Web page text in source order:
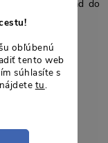
obľúbenú
tento web
súhlasíte s
tu.
vozidla, napríklad do
verzií
výkon